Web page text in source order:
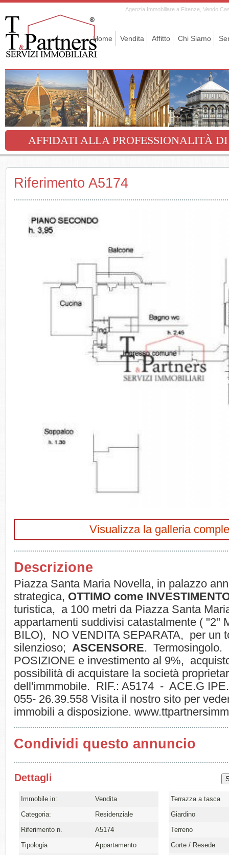
Agenzia Immobiliare a Firenze, Vendo
AFFIDATI ALLA PROFESSIONALITÀ
Chi Siamo
Affitto
Vendita
Home
Riferimento A5174
Visualizza la galleria
Descrizione
Piazza Santa Maria Novella, in palazzo
strategica, OTTIMO come
turistica, a 100 metri da Piazza Santa
appartamenti suddivisi catastalmente ( "2"
BILO), NO VENDITA SEPARATA, per un
silenzioso; ASCENSORE. Termosingolo.
POSIZIONE e investimento al 9%,
possibilità di acquistare la società
dell'immmobile. RIF.: A5174 - ACE.G
055- 26.39.558 Visita il nostro sito per
immobili a disposizione.
Condividi questo annuncio
Dettagli
Immobile in:
Vendita
Categoria:
Residenziale
Riferimento n.
A5174
Tipologia
Appartamento
Terrazza a tasca
Giardino
Terreno
Corte / Resede